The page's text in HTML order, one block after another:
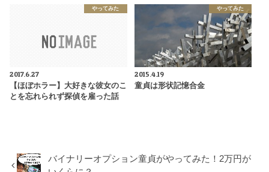
やってみた
2017.6.27
【ほぼホラー】大好きな彼女のこ
とを忘れられず探偵を雇った話
やってみた
2015.4.19
童貞は形状記憶合金
バイナリーオプション童貞がやってみた！2万円が